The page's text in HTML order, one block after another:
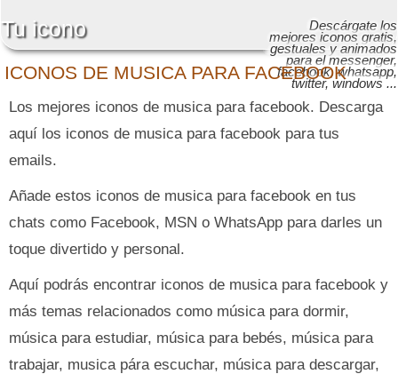
ICONOS DE MUSICA PARA FACEBOOK
Tu icono Descárgate los
mejores iconos gratis,
gestuales y animados
para el messenger,
facebook, whatsapp,
twitter, windows ...
Los mejores iconos de musica para facebook. Descarga
aquí los iconos de musica para facebook para tus
emails.
Añade estos iconos de musica para facebook en tus
chats como Facebook, MSN o WhatsApp para darles un
toque divertido y personal.
Aquí podrás encontrar iconos de musica para facebook y
más temas relacionados como música para dormir,
música para estudiar, música para bebés, música para
trabajar, musica pára escuchar, música para descargar,